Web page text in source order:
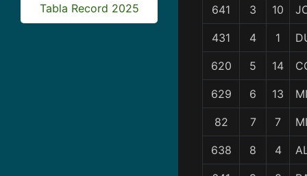
Tabla Record 2025 641 3 10
431 4 1
620 5 14
629 6 13
82 7 7
638 8 4